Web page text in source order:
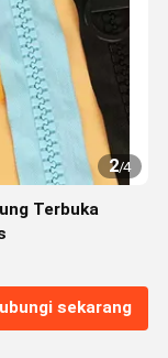
2/4
Terbuka
sekarang